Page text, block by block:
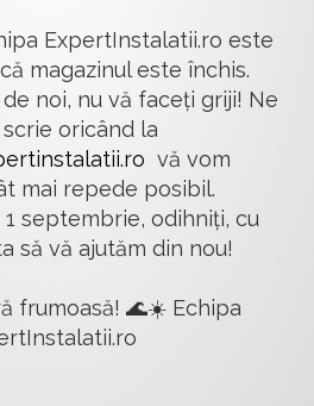
ExpertInstalatii.ro este
magazinul este închis.
noi, nu vă faceți griji! Ne
oricând la
vă vom
mai repede posibil.
septembrie, odihniți, cu
să vă ajutăm din nou!
frumoasă! 🌊☀️ Echipa